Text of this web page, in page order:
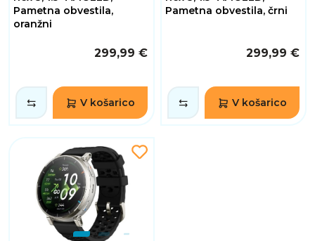
Pametna obvestila,
oranžni
299,99 €
V košarico
Pametna obvestila, črni
299,99 €
V košarico